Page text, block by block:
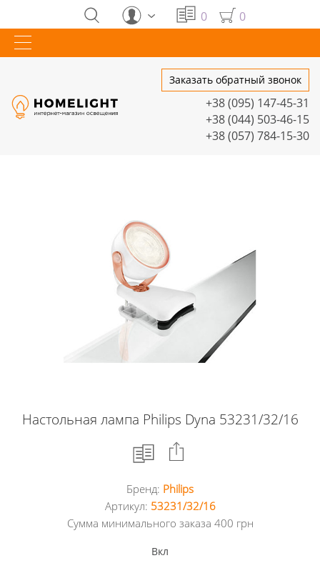
0 0
Заказать обратный звонок
+38 (095) 147-45-31
+38 (044) 503-46-15
+38 (057) 784-15-30
Настольная лампа Philips Dyna 53231/32/16
Facebook
Бренд: Philips
Артикул: 53231/32/16
Сумма минимального заказа 400 грн
Вкл